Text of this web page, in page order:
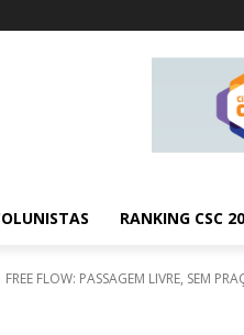
RANKING CSC
FREE FLOW: PASSAGEM LIVRE, SEM